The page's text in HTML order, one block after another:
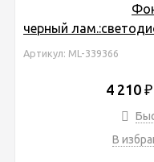
черный
Артикул: ML-339366
4 210 ₽
В